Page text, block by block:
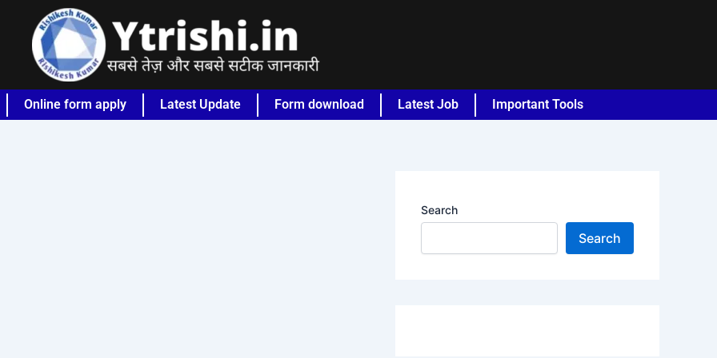
Online form apply Latest Update Form download Latest Job Important Tools
Search
Search